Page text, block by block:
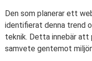
Den som planerar ett
identifierat denna trend
teknik. Detta innebär att
samvete gentemot